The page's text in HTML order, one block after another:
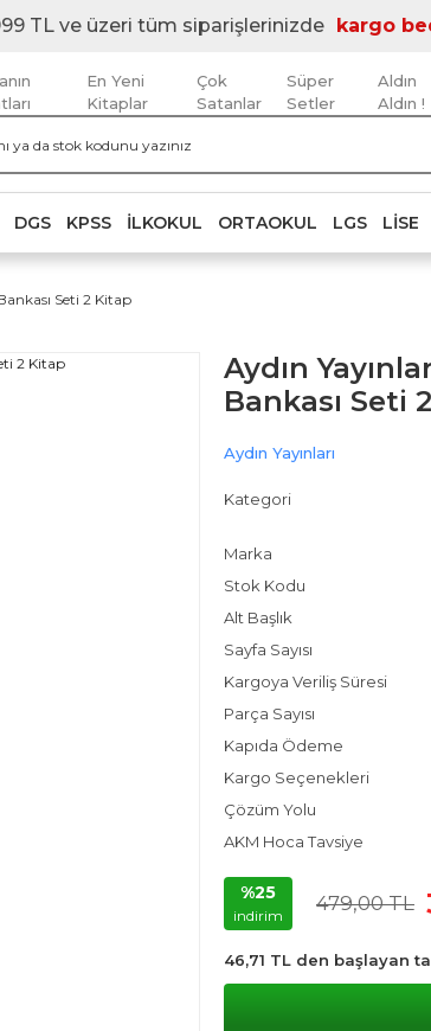
TL ve üzeri tüm siparişlerinizde kargo
En Yeni
Kitaplar
Çok
Satanlar
Süper
Setler
Aldın
Aldın !
DGS KPSS İLKOKUL ORTAOKUL LGS LISE
Seti 2 Kitap
Aydın
Bankası Seti
Aydın Yayınları
Kategori
Marka
Stok Kodu
Alt Başlık
Sayfa Sayısı
Kargoya Veriliş Süresi
Parça Sayısı
Kapıda Ödeme
Kargo Seçenekleri
Çözüm Yolu
AKM Hoca Tavsiye
%25
indirim
479,00 TL
46,71 TL den başlayan